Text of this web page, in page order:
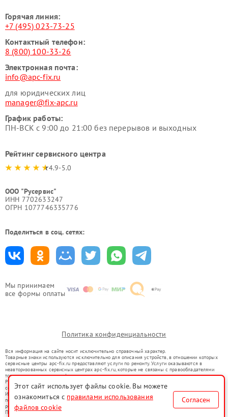
Мы принимаем
все формы оплаты
Горячая линия:
+7 (495) 023-73-25
Контактный телефон:
8 (800) 100-33-26
Электронная почта:
info@apc-fix.ru
для юридических лиц
manager@fix-apc.ru
График работы:
ПН-ВСК с 9:00 до 21:00 без перерывов и выходных
Рейтинг сервисного центра
4.9-5.0
ООО "Русервис"
ИНН 7702633247
ОГРН 1077746335776
Поделиться в соц. сетях:
Политика конфиденциальности
Вся информация на сайте носит исключительно справочный характер.
Товарные знаки используются исключительно для описания устройств, в отношении которых
сервисные центры apc-fix.ru предоставляют услуги по ремонту. Услуги оказываются в
неавторизованных сервисных центрах apc-fix.ru, которые не связаны с правообладателями
товарных знаков или их официальными представителями.
Ремонт осуществляется для устройств, уже введенных в гражданский оборот в соответствии
со статьей 1487 ГК РФ.
Использование товарных знаков не преследует цели индивидуализации услуг или введения
потребителей в заблуждение, а служит для информирования о предоставляемых услугах по
ремонту техники указанных брендов.
Представленная на сайте информация не является публичной офертой, определяемой
Этот сайт использует файлы cookie. Вы можете
ознакомиться с правилами использования
файлов cookie
Согласен